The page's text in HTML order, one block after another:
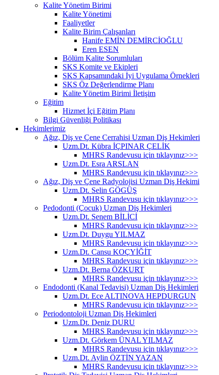
Kalite Yönetim Birimi
Kalite Yönetimi
Faaliyetler
Kalite Birim Çalışanları
Hanife EMİN DEMİRCİOĞLU
Eren ESEN
Bölüm Kalite Sorumluları
SKS Komite ve Ekipleri
SKS Kapsamındaki İyi Uygulama Örnekleri
SKS Öz Değerlendirme Planı
Kalite Yönetim Birimi İletişim
Eğitim
Hizmet İçi Eğitim Planı
Bilgi Güvenliği Politikası
Hekimlerimiz
Ağız, Diş ve Çene Cerrahisi Uzman Diş Hekimleri
Uzm.Dt. Kübra İÇPINAR ÇELİK
MHRS Randevusu için tıklayınız>>>
Uzm.Dt. Esra ARSLAN
MHRS Randevusu için tıklayınız>>>
Ağız, Diş ve Çene Radyolojisi Uzman Diş Hekimi
Uzm.Dt. Selin GÖGÜŞ
MHRS Randevusu için tıklayınız>>>
Pedodonti (Çocuk) Uzman Diş Hekimleri
Uzm.Dt. Senem BİLİCİ
MHRS Randevusu için tıklayınız>>>
Uzm.Dt. Duygu YILMAZ
MHRS Randevusu için tıklayınız>>>
Uzm.Dt. Cansu KOÇYİĞİT
MHRS Randevusu için tıklayınız>>>
Uzm.Dt. Berna ÖZKURT
MHRS Randevusu için tıklayınız>>>
Endodonti (Kanal Tedavisi) Uzman Diş Hekimleri
Uzm.Dt. Ece ALTINOVA HEPDURGUN
MHRS Randevusu için tıklayınız>>>
Periodontoloji Uzman Diş Hekimleri
Uzm.Dt. Deniz DURU
MHRS Randevusu için tıklayınız>>>
Uzm.Dt. Görkem ÜNAL YILMAZ
MHRS Randevusu için tıklayınız>>>
Uzm.Dt. Aylin ÖZTİN YAZAN
MHRS Randevusu için tıklayınız>>>